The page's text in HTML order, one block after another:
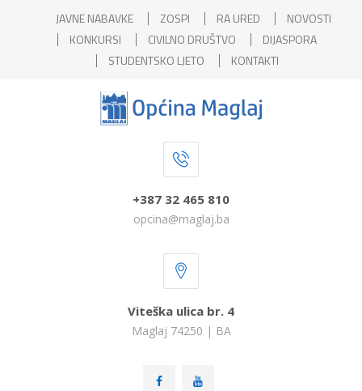
JAVNE NABAVKE ZOSPI RA URED
NOVOSTI
KONKURSI
CIVILNO DRUŠTVO
DIJASPORA
STUDENTSKO LJETO
KONTAKTI
+387 32 465 810
opcina@maglaj.ba
Viteška ulica br. 4
Maglaj 74250 | BA